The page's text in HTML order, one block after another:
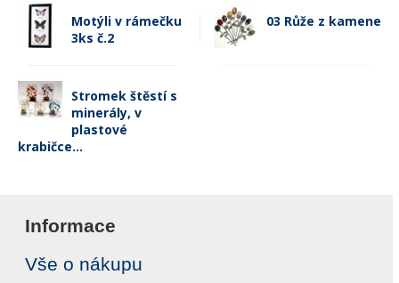
Motýli v rámečku
3ks č.2
03 Růže z kamene
Stromek štěstí s
minerály, v
plastové
krabičce...
Informace
Vše o nákupu